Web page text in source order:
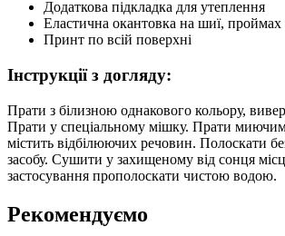
Додаткова підкладка для утеплення
Еластична окантовка на шиї, проймах
Принт по всій поверхні
Інструкції з догляду:
Прати з білизною однакового кольору,
Прати у спеціальному мішку. Прати
містить відбілюючих речовин. Полоскати
засобу. Сушити у захищеному від сонця
застосування прополоскати чистою водою.
Рекомендуємо